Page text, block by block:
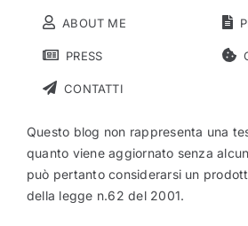
ABOUT ME
PRESS
CONTATTI
Questo blog non rappresenta una
quanto viene aggiornato senza
può pertanto considerarsi un
della legge n.62 del 2001.